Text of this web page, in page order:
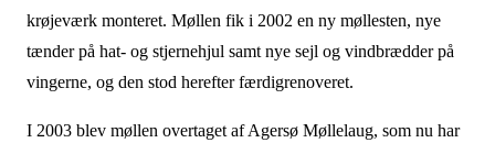
krøjeværk monteret. Møllen fik i 2002 en ny møllesten, nye
tænder på hat- og stjernehjul samt nye sejl og vindbrædder på
vingerne, og den stod herefter færdigrenoveret.
I 2003 blev møllen overtaget af Agersø Møllelaug, som nu har